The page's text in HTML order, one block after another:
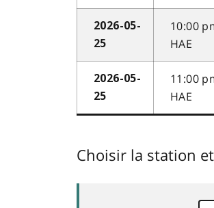
2026-05-
25
10:00
HAE
2026-05-
25
11:00
HAE
Choisir la station